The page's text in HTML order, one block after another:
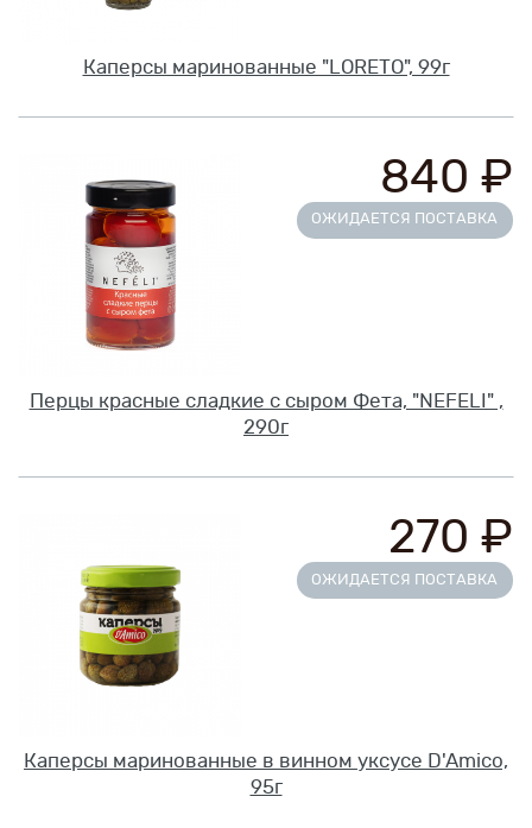
Каперсы маринованные "LORETO", 99г
Перцы красные сладкие с сыром Фета, "NEFELI" ,
290г
840 ₽
ОЖИДАЕТСЯ ПОСТАВКА
Каперсы маринованные в винном уксусе D'Amico,
95г
270 ₽
ОЖИДАЕТСЯ ПОСТАВКА